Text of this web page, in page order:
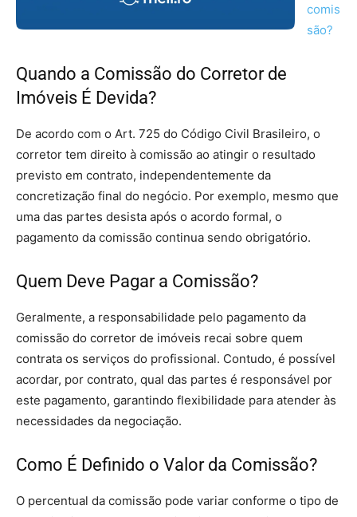
comis
são?
Quando a Comissão do Corretor de
Imóveis É Devida?
De acordo com o Art. 725 do Código Civil Brasileiro, o
corretor tem direito à comissão ao atingir o resultado
previsto em contrato, independentemente da
concretização final do negócio. Por exemplo, mesmo que
uma das partes desista após o acordo formal, o
pagamento da comissão continua sendo obrigatório.
Quem Deve Pagar a Comissão?
Geralmente, a responsabilidade pelo pagamento da
comissão do corretor de imóveis recai sobre quem
contrata os serviços do profissional. Contudo, é possível
acordar, por contrato, qual das partes é responsável por
este pagamento, garantindo flexibilidade para atender às
necessidades da negociação.
Como É Definido o Valor da Comissão?
O percentual da comissão pode variar conforme o tipo de